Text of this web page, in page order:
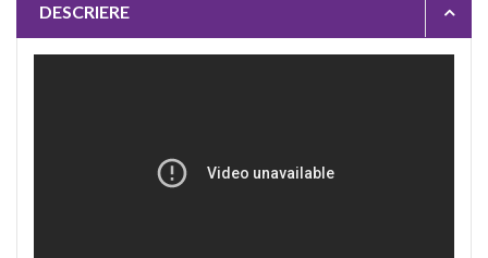
DESCRIERE